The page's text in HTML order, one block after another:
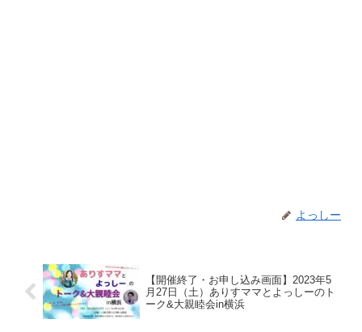
よっしー
【開催終了・お申し込み画面】2023年5
月27日（土）ありすママとよっしーのト
ーク&大親睦会in横浜